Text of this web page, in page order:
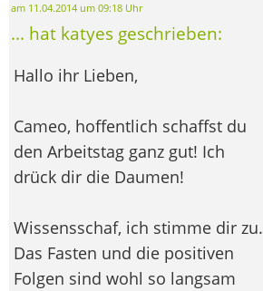
am 11.04.2014 um 09:18 Uhr
... hat katyes geschrieben:
Hallo ihr Lieben,
Cameo, hoffentlich schaffst du
den Arbeitstag ganz gut! Ich
drück dir die Daumen!
Wissensschaf, ich stimme dir zu.
Das Fasten und die positiven
Folgen sind wohl so langsam